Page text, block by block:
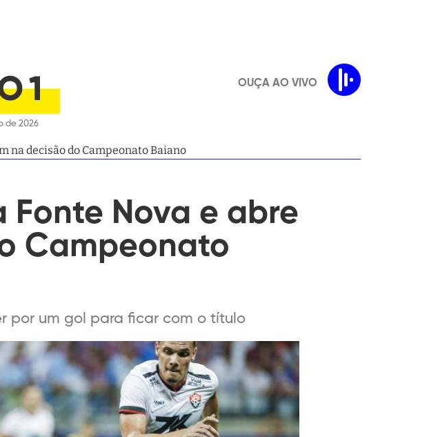
de 2026
OUÇA AO VIVO
na decisão do Campeonato Baiano
Fonte Nova e abre
Campeonato
por um gol para ficar com o título